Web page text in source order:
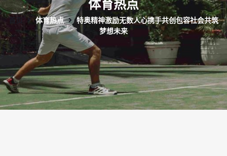
体育热点
首页 体育热点
特奥精神激励无数人心携手共创包容社会共筑
梦想未来